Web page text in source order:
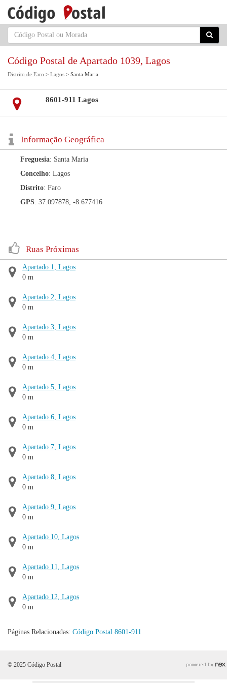
Código Postal de Apartado 1039, Lagos
Distrito de Faro > Lagos > Santa Maria
8601-911 Lagos
Informação Geográfica
Freguesia: Santa Maria
Concelho: Lagos
Distrito: Faro
GPS: 37.097878, -8.677416
Ruas Próximas
Apartado 1, Lagos
0 m
Apartado 2, Lagos
0 m
Apartado 3, Lagos
0 m
Apartado 4, Lagos
0 m
Apartado 5, Lagos
0 m
Apartado 6, Lagos
0 m
Apartado 7, Lagos
0 m
Apartado 8, Lagos
0 m
Apartado 9, Lagos
0 m
Apartado 10, Lagos
0 m
Apartado 11, Lagos
0 m
Apartado 12, Lagos
0 m
Páginas Relacionadas: Código Postal 8601-911
© 2025 Código Postal